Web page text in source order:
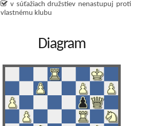
v súťažiach družstiev nenastupuj proti
vlastnému klubu
Diagram